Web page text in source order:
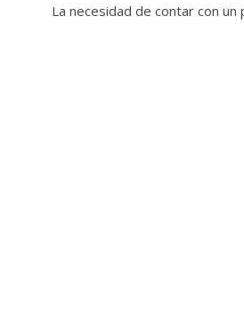
La necesidad de contar con